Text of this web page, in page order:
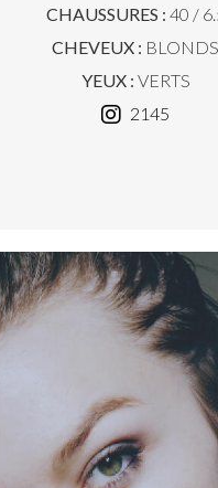
CHAUSSURES : 40 /
CHEVEUX : BLONDS
YEUX : VERTS
2145